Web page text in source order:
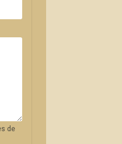
de